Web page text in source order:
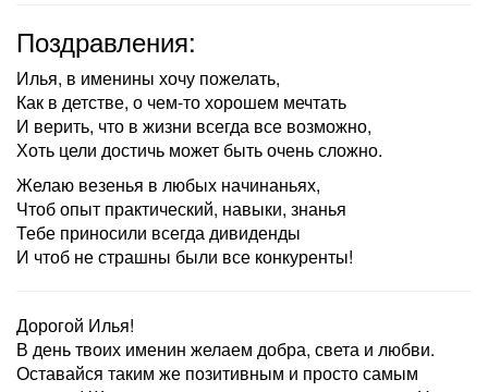
Поздравления:
Илья, в именины хочу пожелать,
Как в детстве, о чем-то хорошем мечтать
И верить, что в жизни всегда все возможно,
Хоть цели достичь может быть очень сложно.
Желаю везенья в любых начинаньях,
Чтоб опыт практический, навыки, знанья
Тебе приносили всегда дивиденды
И чтоб не страшны были все конкуренты!
Дорогой Илья!
В день твоих именин желаем добра, света и любви.
Оставайся таким же позитивным и просто самым